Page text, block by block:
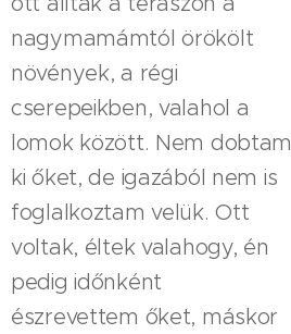
nagymamámtól örökölt
növények, a régi
cserepeikben, valahol a
lomok között. Nem dobtam
ki őket, de igazából nem is
foglalkoztam velük. Ott
voltak, éltek valahogy, én
pedig időnként
észrevettem őket, máskor